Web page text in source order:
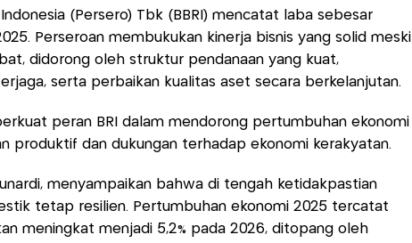
(Persero) Tbk (BBRI) mencatat laba sebesar
Perseroan membukukan kinerja bisnis yang solid meski
didorong oleh struktur pendanaan yang kuat,
serta perbaikan kualitas aset secara berkelanjutan.
peran BRI dalam mendorong pertumbuhan ekonomi
produktif dan dukungan terhadap ekonomi kerakyatan.
menyampaikan bahwa di tengah ketidakpastian
tetap resilien. Pertumbuhan ekonomi 2025 tercatat
meningkat menjadi 5,2% pada 2026, ditopang oleh